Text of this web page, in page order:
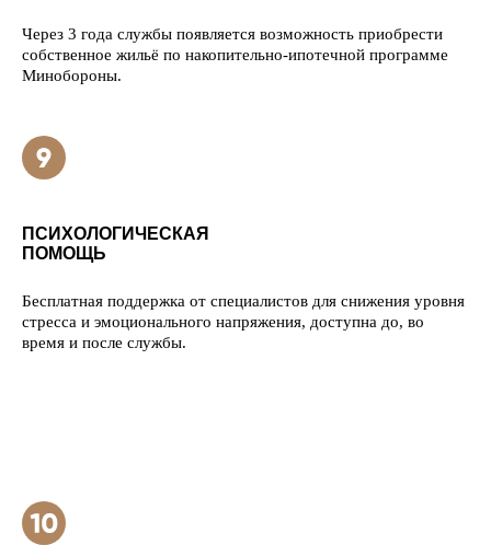
Через 3 года службы появляется возможность приобрести
собственное жильё по накопительно-ипотечной программе
Минобороны.
ПСИХОЛОГИЧЕСКАЯ
ПОМОЩЬ
Бесплатная поддержка от специалистов для снижения уровня
стресса и эмоционального напряжения, доступна до, во
время и после службы.